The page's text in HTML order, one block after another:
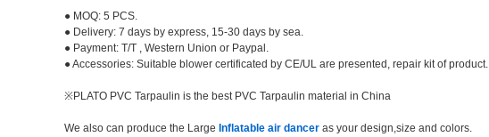
● MOQ: 5 PCS.
● Delivery: 7 days by express, 15-30 days by sea.
● Payment: T/T , Western Union or Paypal.
● Accessories: Suitable blower certificated by CE/UL are presented, repair kit of product.
※PLATO PVC Tarpaulin is the best PVC Tarpaulin material in China
We also can produce the Large Inflatable air dancer as your design,size and colors.